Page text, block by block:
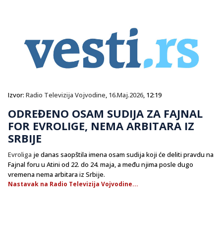
Izvor: Radio Televizija Vojvodine, 16.Maj.2026, 12:19
ODREĐENO OSAM SUDIJA ZA FAJNAL
FOR EVROLIGE, NEMA ARBITARA IZ
SRBIJE
Evroliga je danas saopštila imena osam sudija koji će deliti pravdu na
Fajnal foru u Atini od 22. do 24. maja, a među njima posle dugo
vremena nema arbitara iz Srbije.
Nastavak na Radio Televizija Vojvodine...